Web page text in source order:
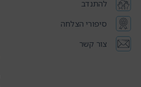
להתנדב
סיפורי הצלחה
צור קשר